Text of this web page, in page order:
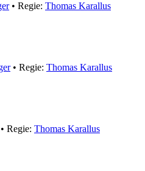
• Regie: Thomas Karallus
• Regie: Thomas Karallus
Regie: Thomas Karallus